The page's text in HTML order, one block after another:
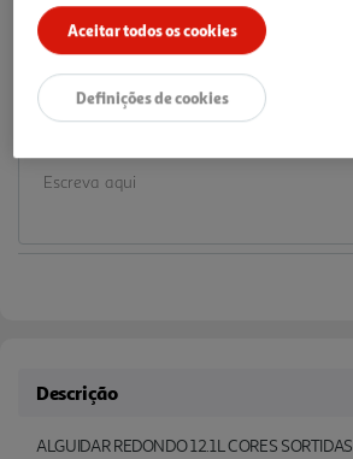
1,99 €
Descrição
ALGUIDAR REDONDO 12.1L CORES SORTIDAS
Aceitar todos os cookies
Definições de cookies